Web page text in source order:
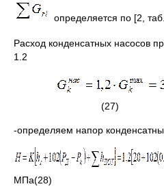
определяется по [2,
Расход конденсатных насосов
1.2
-определяем напор
МПа(28)